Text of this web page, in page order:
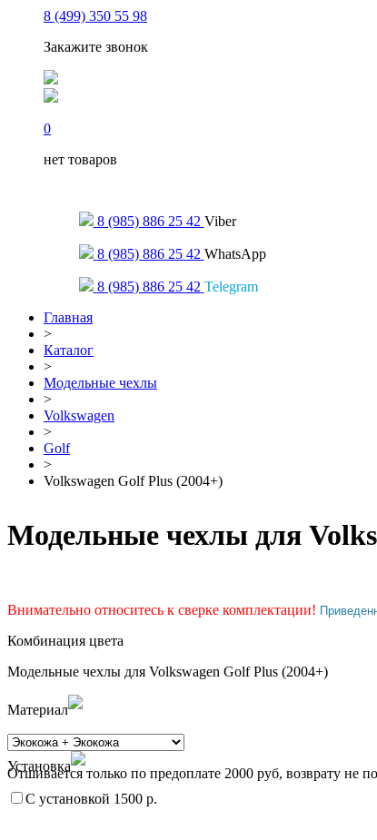
8 (499) 350 55 98
Закажите звонок
0
нет товаров
8 (985) 886 25 42 Viber
8 (985) 886 25 42 WhatsApp
8 (985) 886 25 42 Telegram
Главная
>
Каталог
>
Модельные чехлы
>
Volkswagen
>
Golf
>
Volkswagen Golf Plus (2004+)
Модельные чехлы для
Внимательно относитесь к сверке комплектации!
Комбинация цвета
Модельные чехлы для Volkswagen Golf Plus (2004+)
Материал
Отшивается только по предоплате 2000 руб, возврату не
Установка
С установкой 1500 р.